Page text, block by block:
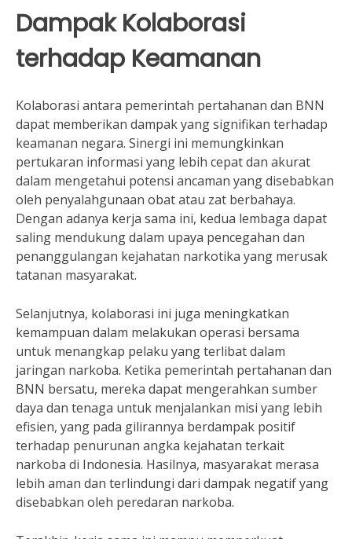
Dampak Kolaborasi
terhadap Keamanan
Kolaborasi antara pemerintah pertahanan dan BNN
dapat memberikan dampak yang signifikan terhadap
keamanan negara. Sinergi ini memungkinkan
pertukaran informasi yang lebih cepat dan akurat
dalam mengetahui potensi ancaman yang disebabkan
oleh penyalahgunaan obat atau zat berbahaya.
Dengan adanya kerja sama ini, kedua lembaga dapat
saling mendukung dalam upaya pencegahan dan
penanggulangan kejahatan narkotika yang merusak
tatanan masyarakat.
Selanjutnya, kolaborasi ini juga meningkatkan
kemampuan dalam melakukan operasi bersama
untuk menangkap pelaku yang terlibat dalam
jaringan narkoba. Ketika pemerintah pertahanan dan
BNN bersatu, mereka dapat mengerahkan sumber
daya dan tenaga untuk menjalankan misi yang lebih
efisien, yang pada gilirannya berdampak positif
terhadap penurunan angka kejahatan terkait
narkoba di Indonesia. Hasilnya, masyarakat merasa
lebih aman dan terlindungi dari dampak negatif yang
disebabkan oleh peredaran narkoba.